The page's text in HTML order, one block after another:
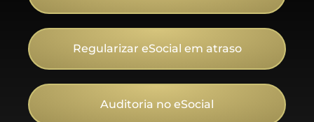
Regularizar eSocial em atraso
Auditoria no eSocial